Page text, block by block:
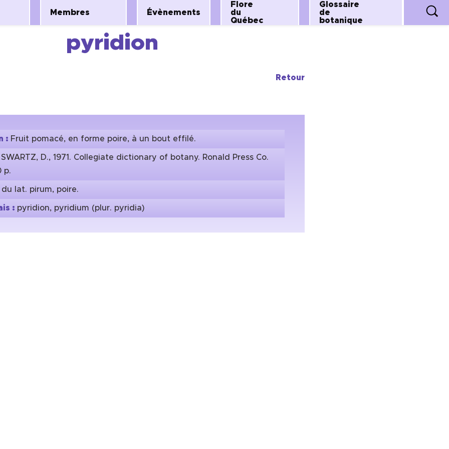
Membres Évènements
Flore
du
Québec
Glossaire
de
botanique
pyridion
Retour
: Fruit pomacé, en forme poire, à un bout effilé.
SWARTZ, D., 1971. Collegiate dictionary of botany. Ronald Press Co.
p.
du lat. pirum, poire.
: pyridion, pyridium (plur. pyridia)